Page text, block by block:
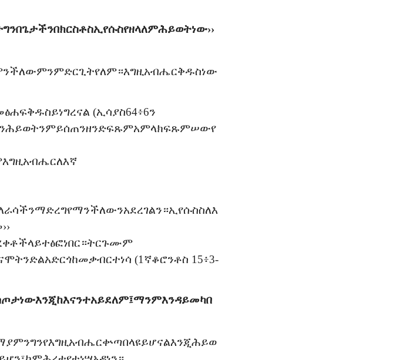
ግንበጌታችንበክርስቶስኢየሱስየዘላለምሕይወትነው››
ምንምድርጊትየለም።እግዚአብሔርቅዱስነው
ቅዱስይነግረናል (ኢሳያስ64፥6ን
ሕይወትንምይሰጠንዘንድፍጹምአምላክፍጹምሠውየ
እግዚአብሔርለእኛ
ማድረግየማንችለውንአደረገልን።ኢየሱስስለእ
››
ላይተፅፎነበር።ትርጉሙም
ሞትንድልአድርጎከመቃብርተነሳ (1 ኛቆሮንቶስ 15፥3-
ነውእንጂከእናንተአይደለም፤ማንምእንዳይመካበ
ግንየእግዚአብሔርቍጣበላዩይሆናልእንጂሕይወ